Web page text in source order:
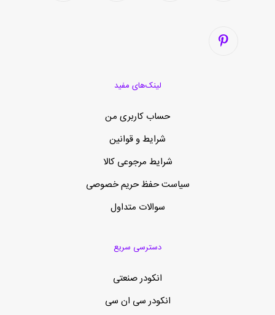
لینک‌های مفید
حساب کاربری من
شرایط و قوانین
شرایط مرجوعی کالا
سیاست حفظ حریم خصوصی
سوالات متداول
دسترسی سریع
انکودر صنعتی
انکودر سی ان سی